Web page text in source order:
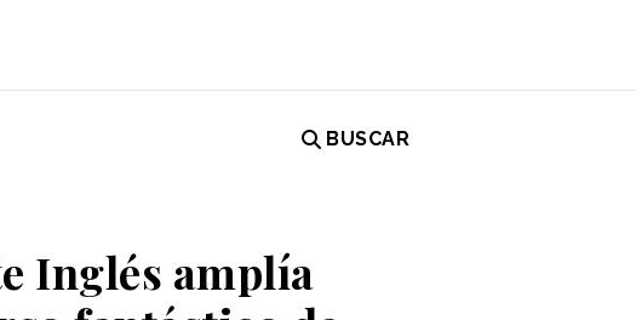
BUSCAR
Inglés amplía